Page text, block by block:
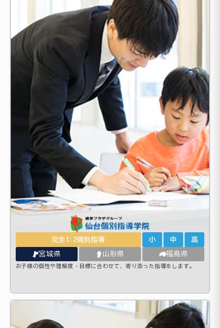
完全1:2個別指導 小 中 高
宮城県 山形県 福島県
お子様の個性や理解度・目標に合わせて、寄り添った指導をします。